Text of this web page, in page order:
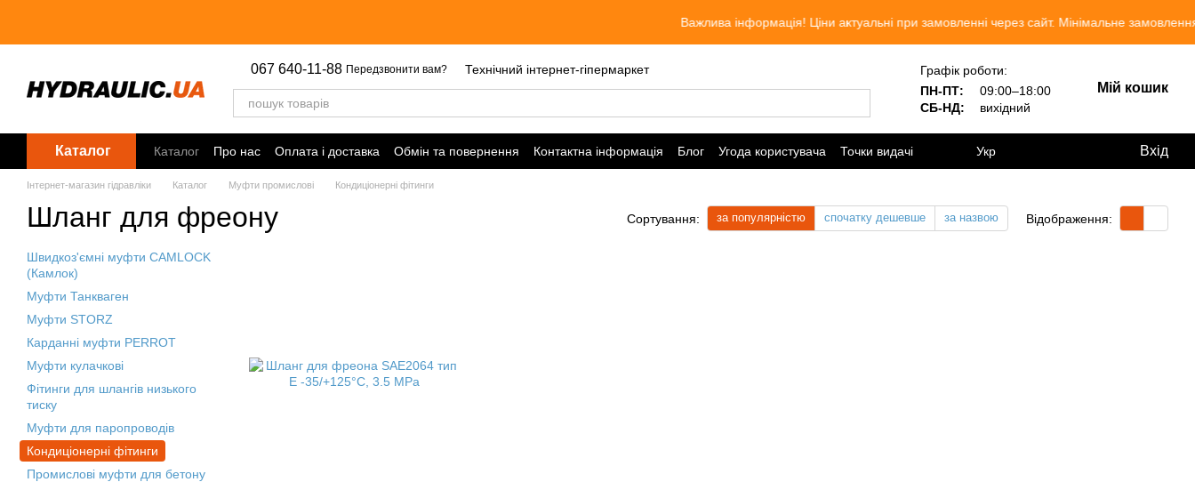
Важлива інформація! Ціни актуальні при замовленні через сайт. Мінімальне замовлення
067 640-11-88 Передзвонити вам? Технічний інтернет-гіпермаркет
Графік роботи:
ПН-ПТ:
09:00–18:00
СБ-НД:
вихідний
Мій кошик
Каталог Каталог Про нас Оплата і доставка Обмін та повернення Контактна інформація Блог Угода користувача Точки видачі Укр Вхід
Інтернет-магазин гідравліки Каталог Муфти промислові Кондиціонерні фітинги
Шланг для фреону Сортування: за популярністю спочатку дешевше за назвою Відображення:
Швидкоз'ємні муфти CAMLOCK
(Камлок)
Муфти Танкваген
Муфти STORZ
Карданні муфти PERROT
Муфти кулачкові
Фітинги для шлангів низького
тиску
Муфти для паропроводів
Кондиціонерні фітинги
Промислові муфти для бетону